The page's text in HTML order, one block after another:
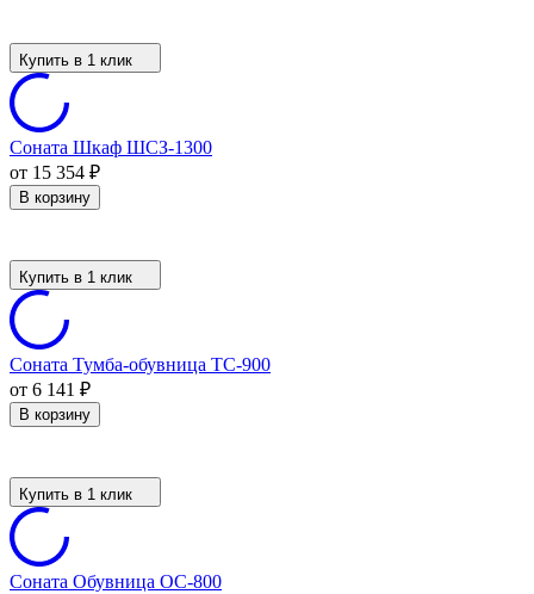
Купить в 1 клик
Соната Шкаф ШСЗ-1300
от 15 354 ₽
В корзину
Купить в 1 клик
Соната Тумба-обувница ТС-900
от 6 141 ₽
В корзину
Купить в 1 клик
Соната Обувница ОС-800